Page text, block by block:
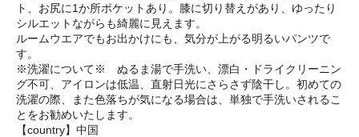
ト、お尻に1か所ポケットあり。膝に切り替えがあり、ゆったり
シルエットながらも綺麗に見えます。
ルームウエアでもお出かけにも、気分が上がる明るいパンツで
す。
※洗濯について※ ぬるま湯で手洗い、漂白・ドライクリーニン
グ不可、アイロンは低温、直射日光にさらさず陰干し。初めての
洗濯の際、また色落ちが気になる場合は、単独で手洗いされるこ
とをお勧めいたします。
【country】中国